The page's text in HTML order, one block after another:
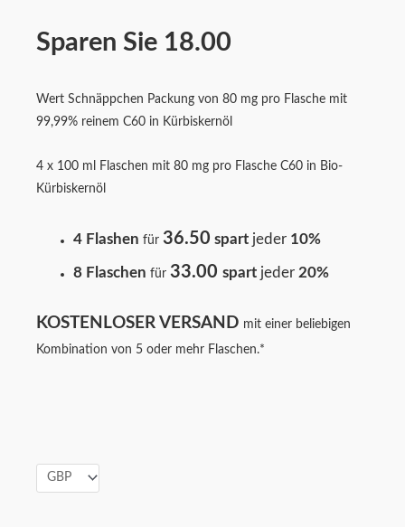
von
Sparen Sie 18.00
Wert Schnäppchen Packung von 80 mg pro Flasche mit
99,99% reinem C60 in Kürbiskernöl
4 x 100 ml Flaschen mit 80 mg pro Flasche C60 in Bio-
Kürbiskernöl
4 Flashen für36.50 spart jeder 10%
8 Flaschen für33.00 spart jeder 20%
KOSTENLOSER VERSAND mit einer beliebigen
Kombination von 5 oder mehr Flaschen.*